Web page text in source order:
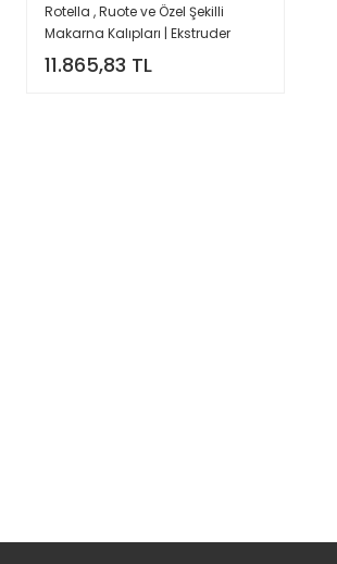
Rotella , Ruote ve Özel Şekilli
Makarna Kalıpları | Ekstruder
Uyumlu
11.865,83 TL